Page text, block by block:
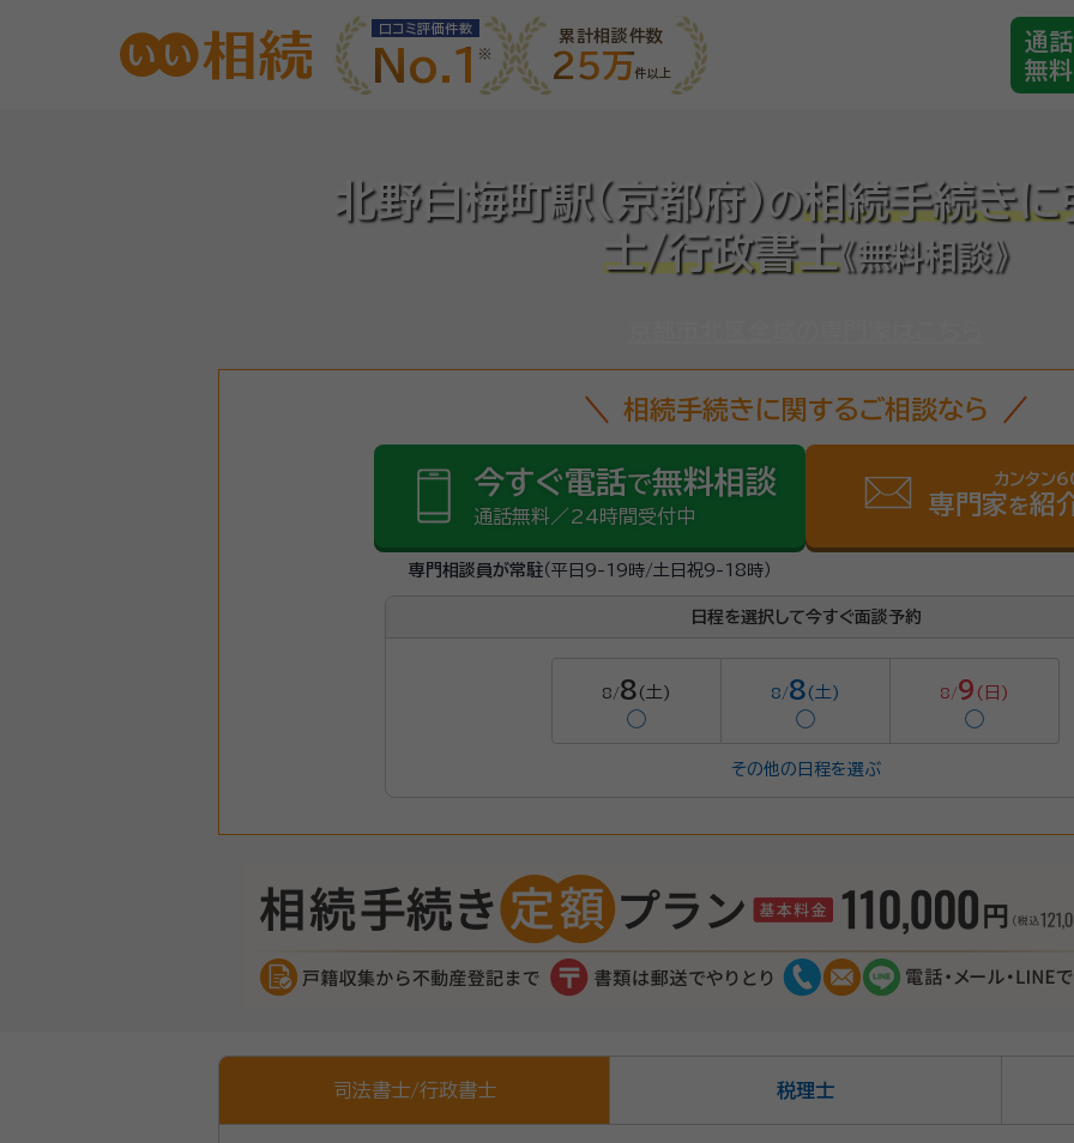
口コミ評価件数
No.1
累計相談件数
25万件以上
通話
無料
北野白梅町駅(京都府) の相続手続き
士/行政書士《無料相談》
相続手続きに関するご相談なら
今すぐ電話で無料相談
通話無料／24時間受付中
専門相談員が常駐（平日9-19時/土日祝9-18時）
カンタン
専門家を紹
日程を選択して今すぐ面談予約
8/8 (土)
◯
8/8(土)
◯
8/9 (日)
◯
その他の日程を選ぶ
司法書士/行政書士 税理士